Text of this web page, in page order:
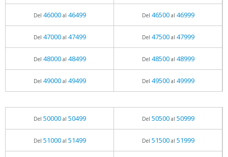
Del 46000al 46499 Del 46500al 46999
Del 47000al 47499 Del 47500al 47999
Del 48000al 48499 Del 48500al 48999
Del 49000al 49499 Del 49500al 49999
Del 50000al 50499 Del 50500al 50999
Del 51000al 51499 Del 51500al 51999